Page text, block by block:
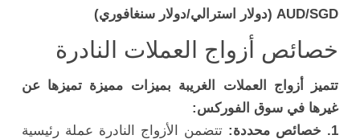
AUD/SGD (دولار استرالي/دولار سنغافوري)
خصائص أزواج العملات النادرة
تتميز أزواج العملات الغريبة بميزات مميزة تميزها عن
غيرها في سوق الفوركس:
1. خصائص محددة:
تتضمن الأزواج النادرة عملة رئيسية